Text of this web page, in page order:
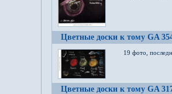
Цветные доски к тому GA
19 фото,
Цветные доски к тому GA